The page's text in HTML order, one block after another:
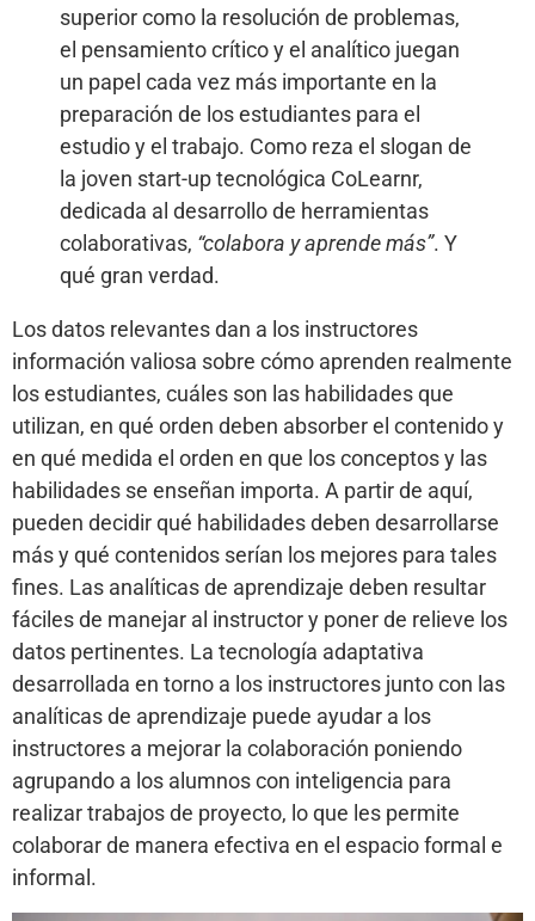
superior como la resolución de problemas,
el pensamiento crítico y el analítico juegan
un papel cada vez más importante en la
preparación de los estudiantes para el
estudio y el trabajo. Como reza el slogan de
la joven start-up tecnológica CoLearnr,
dedicada al desarrollo de herramientas
colaborativas, “colabora y aprende más”. Y
qué gran verdad.
Los datos relevantes dan a los instructores
información valiosa sobre cómo aprenden realmente
los estudiantes, cuáles son las habilidades que
utilizan, en qué orden deben absorber el contenido y
en qué medida el orden en que los conceptos y las
habilidades se enseñan importa. A partir de aquí,
pueden decidir qué habilidades deben desarrollarse
más y qué contenidos serían los mejores para tales
fines. Las analíticas de aprendizaje deben resultar
fáciles de manejar al instructor y poner de relieve los
datos pertinentes. La tecnología adaptativa
desarrollada en torno a los instructores junto con las
analíticas de aprendizaje puede ayudar a los
instructores a mejorar la colaboración poniendo
agrupando a los alumnos con inteligencia para
realizar trabajos de proyecto, lo que les permite
colaborar de manera efectiva en el espacio formal e
informal.